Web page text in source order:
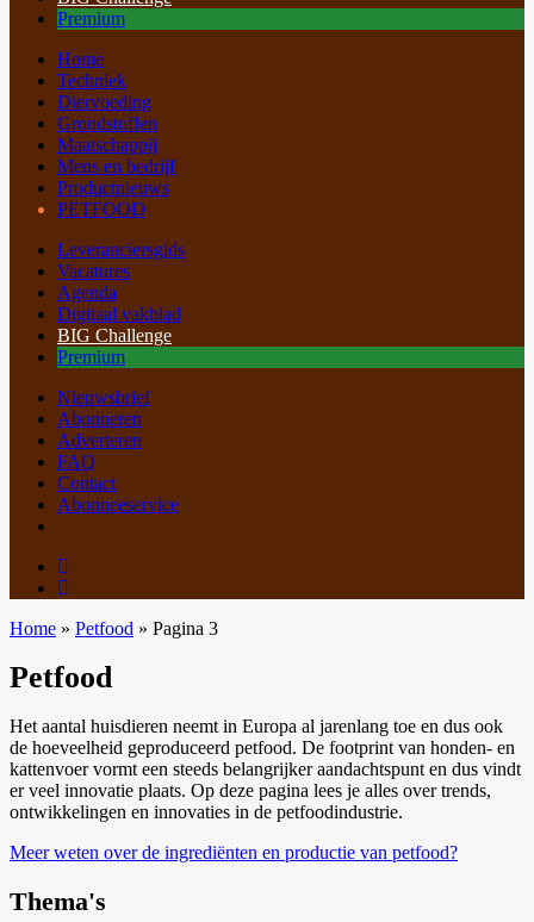
Premium
Home
Techniek
Diervoeding
Grondstoffen
Maatschappij
Mens en bedrijf
Productnieuws
PETFOOD
Leveranciersgids
Vacatures
Agenda
Digitaal vakblad
BIG Challenge
Premium
Nieuwsbrief
Abonneren
Adverteren
FAQ
Contact
Abonneeservice
Home » Petfood » Pagina 3
Petfood
Het aantal huisdieren neemt in Europa al jarenlang toe en dus ook
de hoeveelheid geproduceerd petfood. De footprint van honden- en
kattenvoer vormt een steeds belangrijker aandachtspunt en dus vindt
er veel innovatie plaats. Op deze pagina lees je alles over trends,
ontwikkelingen en innovaties in de petfoodindustrie.
Meer weten over de ingrediënten en productie van petfood?
Thema's